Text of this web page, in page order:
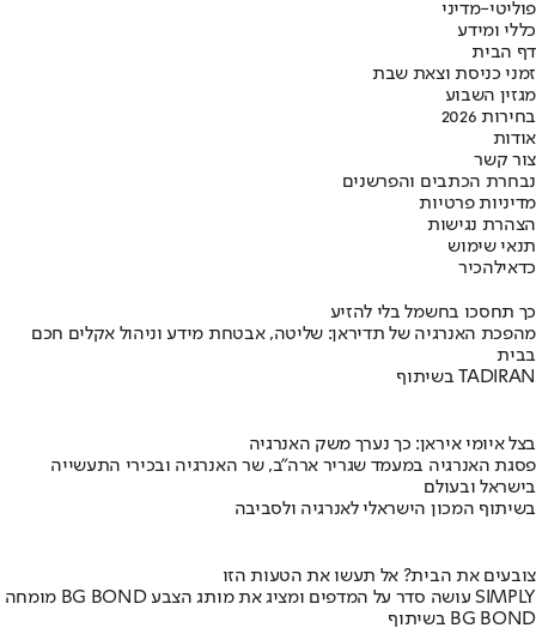
פוליטי-מדיני
כללי ומידע
דף הבית
זמני כניסת וצאת שבת
מגזין השבוע
בחירות 2026
אודות
צור קשר
נבחרת הכתבים והפרשנים
מדיניות פרטיות
הצהרת נגישות
תנאי שימוש
כדאילהכיר
כך תחסכו בחשמל בלי להזיע
מהפכת האנרגיה של תדיראן: שליטה, אבטחת מידע וניהול אקלים חכם
בבית
בשיתוף TADIRAN
בצל איומי איראן: כך נערך משק האנרגיה
פסגת האנרגיה במעמד שגריר ארה"ב, שר האנרגיה ובכירי התעשייה
בישראל ובעולם
בשיתוף המכון הישראלי לאנרגיה ולסביבה
צובעים את הבית? אל תעשו את הטעות הזו
מומחה BG BOND עושה סדר על המדפים ומציג את מותג הצבע SIMPLY
בשיתוף BG BOND